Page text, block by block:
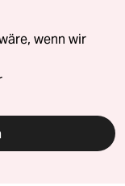
wenn wir